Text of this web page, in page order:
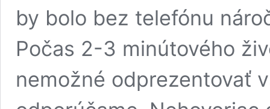
by bolo bez telefónu
Počas 2-3 minútového
nemožné odprezentovať